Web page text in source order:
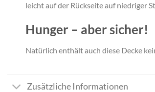
leicht auf der Rückseite auf niedriger
Hunger – aber sicher!
Natürlich enthält auch diese Decke
Zusätzliche Informationen